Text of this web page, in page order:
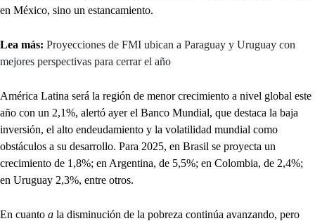
en México, sino un estancamiento.
Lea más: Proyecciones de FMI ubican a Paraguay y Uruguay con
mejores perspectivas para cerrar el año
América Latina será la región de menor crecimiento a nivel global este
año con un 2,1%, alertó ayer el Banco Mundial, que destaca la baja
inversión, el alto endeudamiento y la volatilidad mundial como
obstáculos a su desarrollo. Para 2025, en Brasil se proyecta un
crecimiento de 1,8%; en Argentina, de 5,5%; en Colombia, de 2,4%;
en Uruguay 2,3%, entre otros.
En cuanto a la disminución de la pobreza continúa avanzando, pero